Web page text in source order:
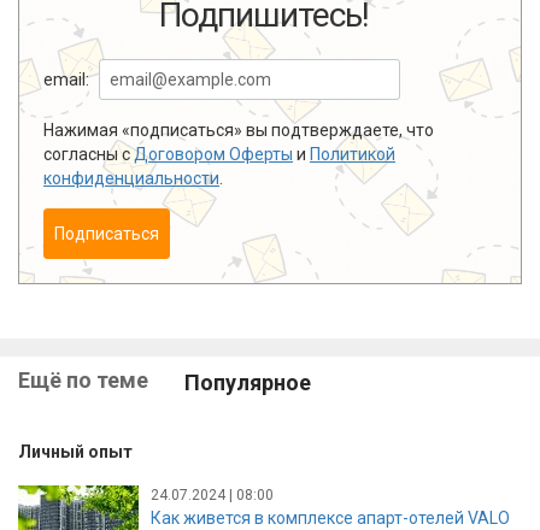
Подпишитесь!
email:
Нажимая «подписаться» вы подтверждаете, что
согласны сДоговором Оферты и Политикой
конфиденциальности
Подписаться
Ещё по теме Популярное
Личный опыт
24.07.2024 | 08:00
Как живется в комплексе апарт-отелей VALO